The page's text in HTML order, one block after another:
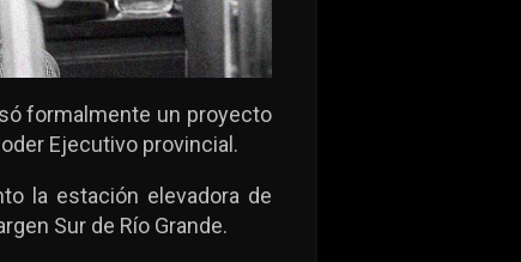
formalmente un proyecto
Ejecutivo provincial.
la estación elevadora de
Sur de Río Grande.